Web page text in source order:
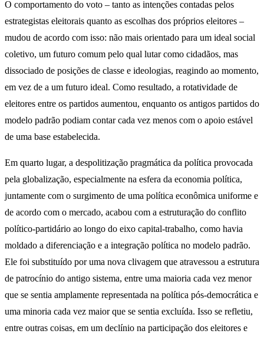
O comportamento do voto – tanto as intenções contadas pelos
estrategistas eleitorais quanto as escolhas dos próprios eleitores –
mudou de acordo com isso: não mais orientado para um ideal social
coletivo, um futuro comum pelo qual lutar como cidadãos, mas
dissociado de posições de classe e ideologias, reagindo ao momento,
em vez de a um futuro ideal. Como resultado, a rotatividade de
eleitores entre os partidos aumentou, enquanto os antigos partidos do
modelo padrão podiam contar cada vez menos com o apoio estável
de uma base estabelecida.
Em quarto lugar, a despolitização pragmática da política provocada
pela globalização, especialmente na esfera da economia política,
juntamente com o surgimento de uma política econômica uniforme e
de acordo com o mercado, acabou com a estruturação do conflito
político-partidário ao longo do eixo capital-trabalho, como havia
moldado a diferenciação e a integração política no modelo padrão.
Ele foi substituído por uma nova clivagem que atravessou a estrutura
de patrocínio do antigo sistema, entre uma maioria cada vez menor
que se sentia amplamente representada na política pós-democrática e
uma minoria cada vez maior que se sentia excluída. Isso se refletiu,
entre outras coisas, em um declínio na participação dos eleitores e